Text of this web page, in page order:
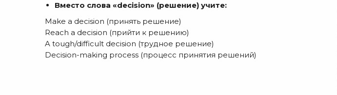
Вместо слова «decision» (решение) учите:
Make a decision (принять решение)
Reach a decision (прийти к решению)
A tough/difficult decision (трудное решение)
Decision-making process (процесс принятия решений)